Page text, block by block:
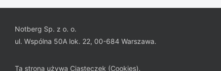
Notberg Sp. z o. o.
ul. Wspólna 50A lok. 22, 00-684 Warszawa.
Ta strona używa Ciasteczek (Cookies).